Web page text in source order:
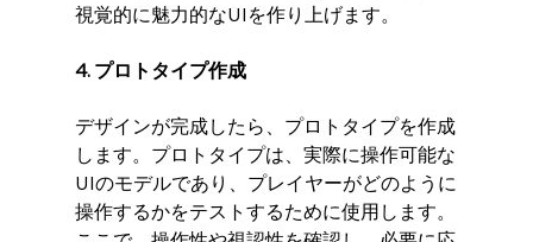
視覚的に魅力的なUIを作り上げます。
4. プロトタイプ作成
デザインが完成したら、プロトタイプを作成
します。プロトタイプは、実際に操作可能な
UIのモデルであり、プレイヤーがどのように
操作するかをテストするために使用します。